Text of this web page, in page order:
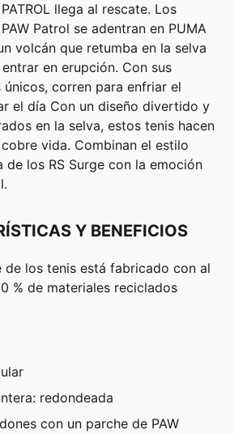
llega al rescate. Los
Patrol se adentran en PUMA
volcán que retumba en la selva
en erupción. Con sus
únicos, corren para enfriar el
el día Con un diseño divertido y
en la selva, estos tenis hacen
vida. Combinan el estilo
los RS Surge con la emoción
Y BENEFICIOS
de los tenis está fabricado con al
% de materiales reciclados
redondeada
con un parche de PAW